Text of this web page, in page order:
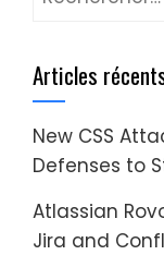
Articles
New CSS
Defenses to
Atlassian
Jira and